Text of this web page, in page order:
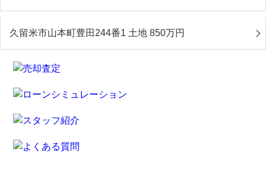
久留米市山本町豊田244番1 土地 850万円